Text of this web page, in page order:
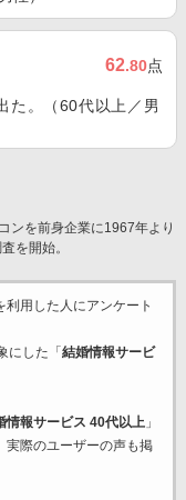
62.80点
た。（60代以上／男
ンを前身企業に1967年より
を開始。
利用した 人にアンケート
にした「 結婚情報サービ
情報サービス 40代以上」
実際のユーザーの声も掲